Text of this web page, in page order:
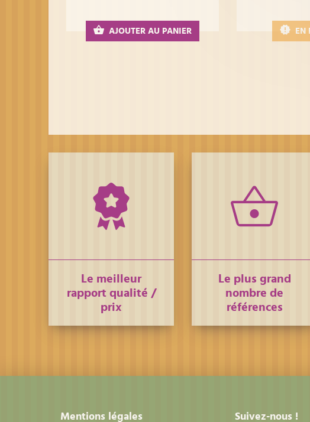
AJOUTER AU PANIER EN
Le meilleur
rapport qualité /
prix
Le plus grand
nombre de
références
Mentions légales Suivez-nous !